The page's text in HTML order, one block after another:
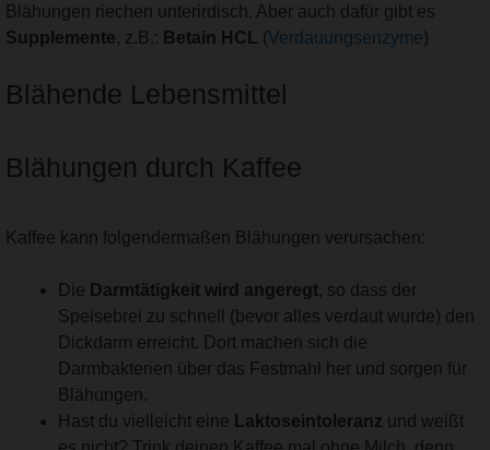
Blähungen riechen unterirdisch. Aber auch dafür gibt es
Supplemente, z.B.: Betain HCL (Verdauungsenzyme)
Blähende Lebensmittel
Blähungen durch Kaffee
Kaffee kann folgendermaßen Blähungen verursachen:
Die Darmtätigkeit wird angeregt, so dass der
Speisebrei zu schnell (bevor alles verdaut wurde) den
Dickdarm erreicht. Dort machen sich die
Darmbakterien über das Festmahl her und sorgen für
Blähungen.
Hast du vielleicht eine
Laktoseintoleranz und weißt